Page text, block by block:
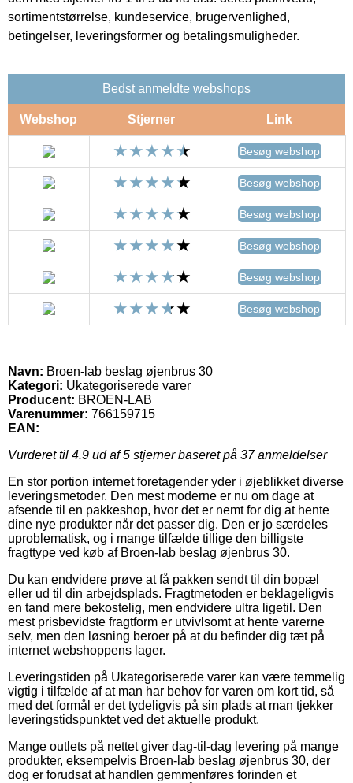
sortimentstørrelse, kundeservice, brugervenlighed,
betingelser, leveringsformer og betalingsmuligheder.
Bedst anmeldte webshops
Webshop Stjerner Link
Besøg webshop
Besøg webshop
Besøg webshop
Besøg webshop
Besøg webshop
Besøg webshop
Navn: Broen-lab beslag øjenbrus 30
Kategori: Ukategoriserede varer
Producent: BROEN-LAB
Varenummer: 766159715
EAN:
Vurderet til 4.9 ud af 5 stjerner baseret på 37anmeldelser
En stor portion internet foretagender yder i øjeblikket diverse
leveringsmetoder. Den mest moderne er nu om dage at
afsende til en pakkeshop, hvor det er nemt for dig at hente
dine nye produkter når det passer dig. Den er jo særdeles
uproblematisk, og i mange tilfælde tillige den billigste
fragttype ved køb af Broen-lab beslag øjenbrus 30.
Du kan endvidere prøve at få pakken sendt til din bopæl
eller ud til din arbejdsplads. Fragtmetoden er beklageligvis
en tand mere bekostelig, men endvidere ultra ligetil. Den
mest prisbevidste fragtform er utvivlsomt at hente varerne
selv, men den løsning beroer på at du befinder dig tæt på
internet webshoppens lager.
Leveringstiden på Ukategoriserede varer kan være temmelig
vigtig i tilfælde af at man har behov for varen om kort tid, så
med det formål er det tydeligvis på sin plads at man tjekker
leveringstidspunktet ved det aktuelle produkt.
Mange outlets på nettet giver dag-til-dag levering på mange
produkter, eksempelvis Broen-lab beslag øjenbrus 30, der
dog er forudsat at handlen gemmenføres forinden et